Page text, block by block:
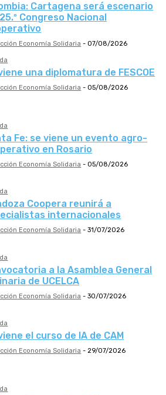
Cartagena será escenario
Congreso Nacional
Economía Solidaria - 07/08/2026
una diplomatura de FESCOE
Economía Solidaria - 05/08/2026
Fe: se viene un evento agro-
en Rosario
Economía Solidaria - 05/08/2026
Coopera reunirá a
internacionales
Economía Solidaria - 31/07/2026
a la Asamblea General
de UCELCA
Economía Solidaria - 30/07/2026
el curso de IA de CAM
Economía Solidaria - 29/07/2026